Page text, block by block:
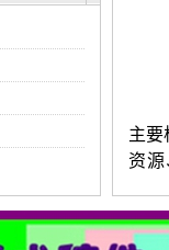
主要
资